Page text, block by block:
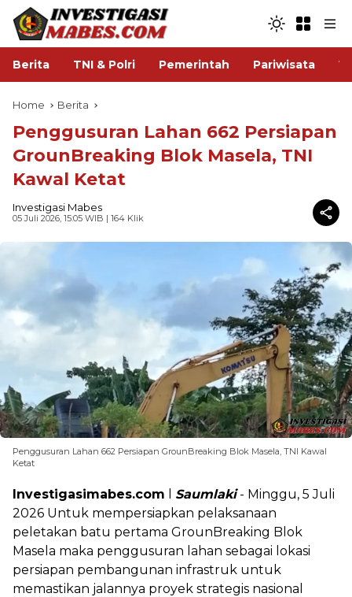
Berita TNI & Polri Pemerintah Pariwisata
Home Berita
Penggusuran Lahan 662 Persiapan
GrounBreaking Blok Masela, TNI
Kawal Ketat
Investigasi Mabes
05 Juli 2026, 15:05 WIB | 164 Klik
Penggusuran Lahan 662 Persiapan GrounBreaking Blok Masela, TNI Kawal
Ketat
Investigasimabes.com Saumlaki- Minggu, 5 Juli
2026 Untuk mempersiapkan pelaksanaan
peletakan batu pertama GrounBreaking Blok
Masela maka penggusuran lahan sebagai lokasi
persiapan pembangunan infrastruk untuk
memastikan jalannya proyek strategis nasional